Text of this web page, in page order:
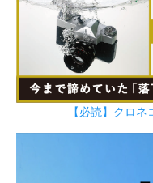
【必読】クロ